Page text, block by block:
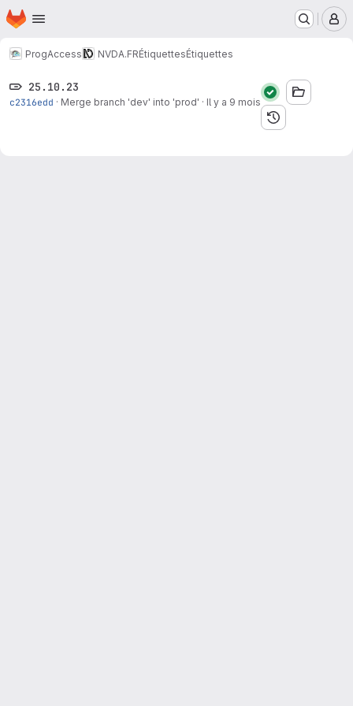
Passer au contenu principal
Page d'accueil
ProgAccess NVDA.FRÉtiquettesÉtiquettes
25.10.23
c2316edd · Merge branch 'dev' into 'prod' · Il y a 9 mois